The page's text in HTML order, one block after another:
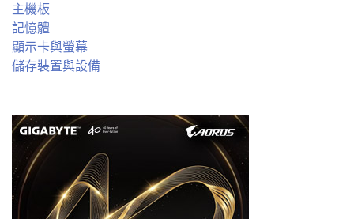
主機板
記憶體
顯示卡與螢幕
儲存裝置與設備